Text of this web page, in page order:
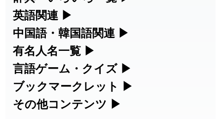
練習など、日本語学習に役立つツールを
集めています。
人名漢字辞典 - 読み方検索
手書き漢字入力
部首・画数別の漢字一覧、熟語辞典、地
名・駅名検索など、各種リファレンスツ
ールです。
部首画数別漢字一覧
常用漢字一覧
英語関連 ▶
カタカナ語・略語の意味検索、発音記
号、リスニング練習など英語学習ツール
です。
カタカナ語の意味・発音・類語辞典
中国語・韓国語関連 ▶
中国語のピンイン変換、韓国語の手書き
入力など、アジア言語学習ツールです。
手書き中国語入力 変換ツール
有名人名一覧 ▶
海外セレブやスポーツ選手の名前の読み
方・発音を確認できます。
言語ゲーム・クイズ ▶
四字熟語パズルや漢字クイズなど、楽し
みながら学べるゲームです。
ブックマークレット ▶
ブラウザに登録して、どのサイトからで
その他コンテンツ ▶